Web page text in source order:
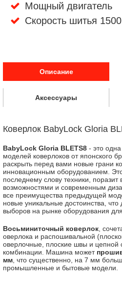
Мощный двигатель
Скорость шитья
Описание
Аксессуары
Коверлок BabyLock Gloria
BabyLock Gloria BLETS8 - это
моделей коверлоков от японского
раскрыть перед вами новые грани
инновационным оборудованием.
последнему слову техники,
возможностями и современным
все преимущества предыдущей
новые уникальные достоинства,
выборов на рынке оборудования
Восьминиточный коверлок ,
оверлока и распошивальной
оверлочные, плоские швы и цепной
комбинации. Машина может
мм , что существенно, на 7 мм
промышленные и бытовые модели.